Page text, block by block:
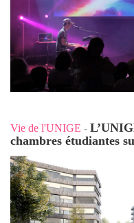
Vie de l'UNIGE -
chambres étudiantes